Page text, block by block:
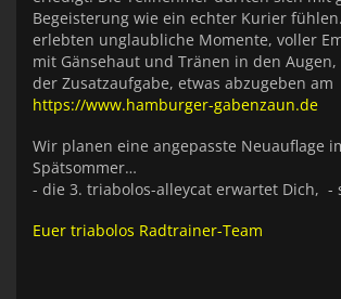
Begeisterung wie ein echter Kurier
erlebten unglaubliche Momente, voller
mit Gänsehaut und Tränen in den
der Zusatzaufgabe, etwas abzugeben am
https://www.hamburger-gabenzaun.de
Wir planen eine angepasste Neuauflage
Spätsommer…
- die 3. triabolos-alleycat erwartet Dich, -
Euer triabolos Radtrainer-Team